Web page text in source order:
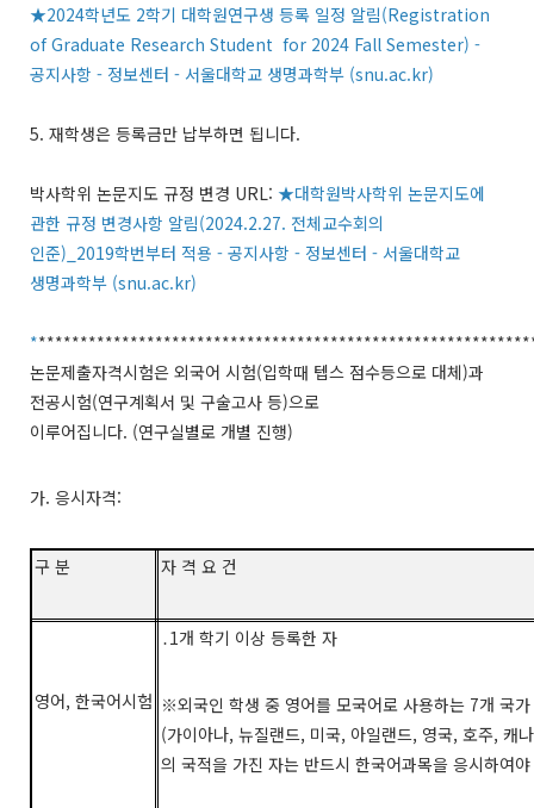
★2024학년도 2학기 대학원연구생 등록 일정 알림(Registration
of Graduate Research Student for 2024 Fall Semester) -
공지사항 - 정보센터 - 서울대학교 생명과학부 (snu.ac.kr)
5. 재학생은 등록금만 납부하면 됩니다.
박사학위 논문지도 규정 변경 URL: ★대학원박사학위 논문지도에
관한 규정 변경사항 알림(2024.2.27. 전체교수회의
인준)_2019학번부터 적용 - 공지사항 - 정보센터 - 서울대학교
생명과학부 (snu.ac.kr)
*
논문제출자격시험은 외국어 시험(입학때 텝스 점수등으로 대체)과
전공시험(연구계획서 및 구술고사 등)으로
이루어집니다. (연구실별로 개별 진행)
가. 응시자격:
구 분 자 격 요 건
영어, 한국어시험
․ 1개 학기 이상 등록한 자
※외국인 학생 중 영어를 모국어로 사용하는7개 국가
(가이아나, 뉴질랜드, 미국, 아일랜드, 영국, 호주, 캐
의 국적을 가진 자는 반드시 한국어과목을 응시하여